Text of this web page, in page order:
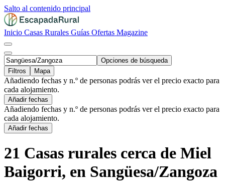
Salto al contenido principal
Inicio Casas Rurales Guías Ofertas Magazine
Opciones de búsqueda
Filtros
Mapa
Añadiendo fechas y n.º de personas podrás ver el precio exacto para
cada alojamiento.
Añadir fechas
Añadiendo fechas y n.º de personas podrás ver el precio exacto para
cada alojamiento.
Añadir fechas
21 Casas rurales cerca de Miel
Baigorri, en Sangüesa/Zangoza